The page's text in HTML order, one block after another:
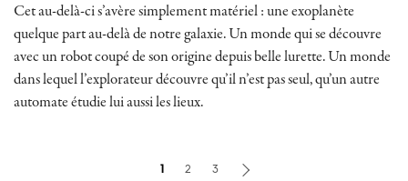
Cet au-delà-ci s’avère simplement matériel : une exoplanète
quelque part au-delà de notre galaxie. Un monde qui se découvre
avec un robot coupé de son origine depuis belle lurette. Un monde
dans lequel l’explorateur découvre qu’il n’est pas seul, qu’un autre
automate étudie lui aussi les lieux.
1 2 3